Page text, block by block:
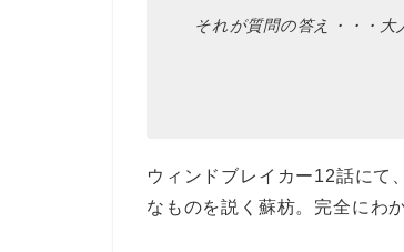
それが質問の答え・・・大
ウィンドブレイカー12話にて
なものを説く蘇枋。完全にわ